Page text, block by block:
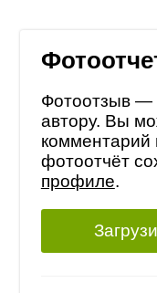
Фотоотзыв —
автору. Вы
комментарий
фотоотчёт
профиле.